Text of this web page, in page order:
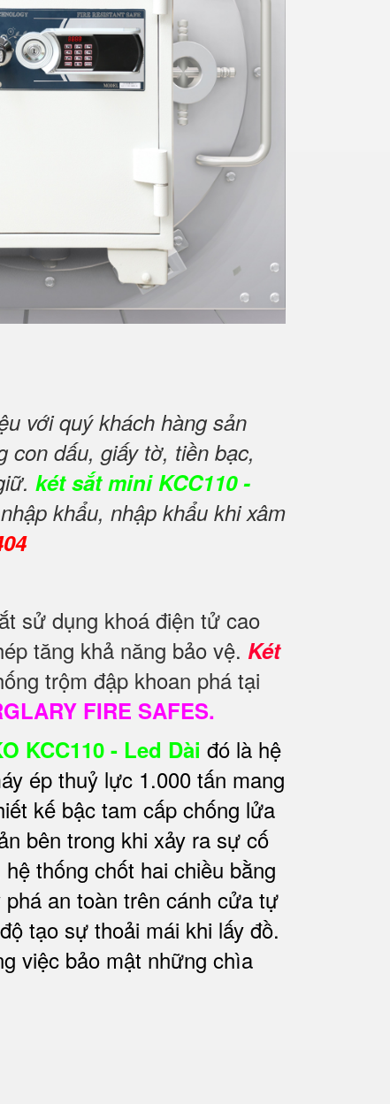
với quý khách hàng sản
dấu, giấy tờ, tiền bạc,
két sắt mini KCC110 -
khẩu, nhập khẩu khi xâm
sử dụng khoá điện tử cao
tăng khả năng bảo vệ. Két
trộm đập khoan phá tại
FIRE SAFES.
KCC110 - Led Dài đó là hệ
ép thuỷ lực 1.000 tấn mang
kế bậc tam cấp chống lửa
bên trong khi xảy ra sự cố
thống chốt hai chiều bằng
an toàn trên cánh cửa tự
tạo sự thoải mái khi lấy đồ.
việc bảo mật những chìa